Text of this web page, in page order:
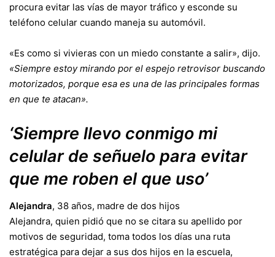
procura evitar las vías de mayor tráfico y esconde su
teléfono celular cuando maneja su automóvil.
«Es como si vivieras con un miedo constante a salir», dijo.
«Siempre estoy mirando por el espejo retrovisor buscando
motorizados, porque esa es una de las principales formas
en que te atacan».
‘Siempre llevo conmigo mi
celular de señuelo para evitar
que me roben el que uso’
Alejandra, 38 años, madre de dos hijos
Alejandra, quien pidió que no se citara su apellido por
motivos de seguridad, toma todos los días una ruta
estratégica para dejar a sus dos hijos en la escuela,